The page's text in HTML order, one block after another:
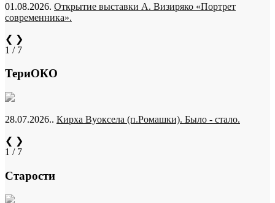
01.08.2026. Открытие выставки А. Визиряко «Портрет
современника».
❮ ❯
1 / 7
ТериОКО
28.07.2026.. Кирха Вуоксела (п.Ромашки). Было - стало.
❮ ❯
1 / 7
Старости